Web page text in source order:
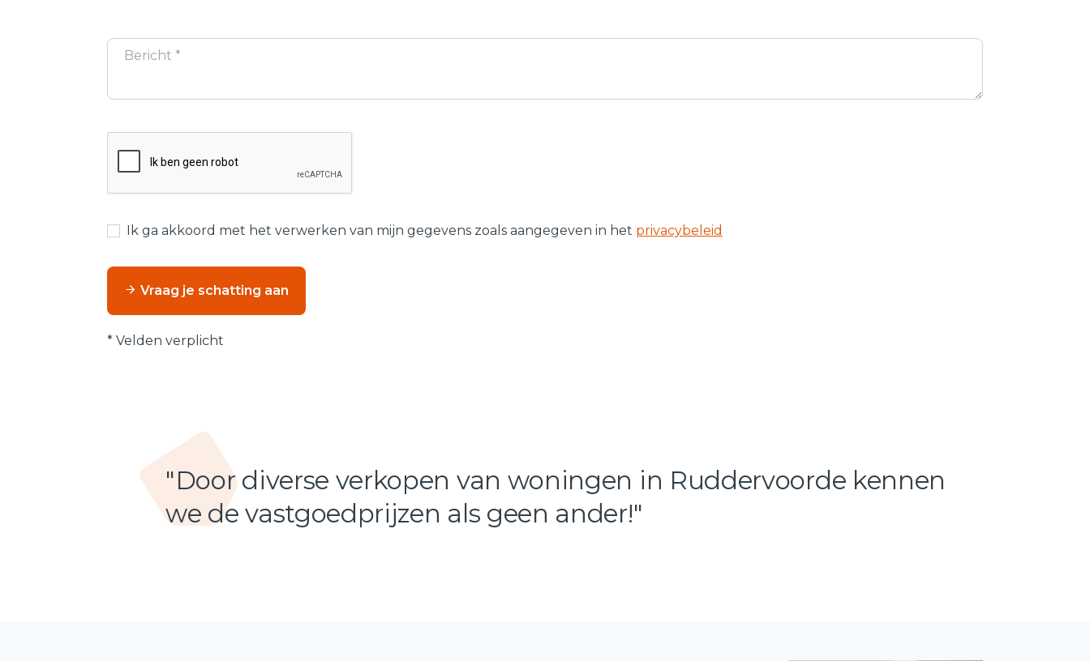
Ik ga akkoord met het verwerken van mijn gegevens zoals aangegeven in het privacybeleid
Vraag je schatting aan
* Velden verplicht
"Door diverse verkopen van woningen in Ruddervoorde kennen
we de vastgoedprijzen als geen ander!"